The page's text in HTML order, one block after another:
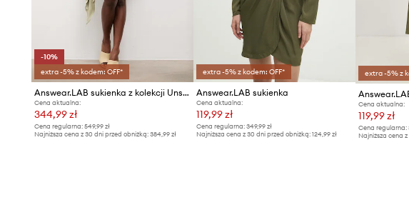
-10%
extra -5% z kodem: OFF*
Answear.LAB sukienka z kolekcji Unscripted
Cena aktualna:
344,99 zł
Cena regularna: 549,99 zł
Najniższa cena z 30 dni przed obniżką: 384,99 zł
extra -5% z kodem: OFF*
Answear.LAB sukienka
Cena aktualna:
119,99 zł
Cena regularna:349,99 zł
Najniższa cena z 30 dni przed obniżką:124,99 zł
extra -5% z
Cena aktualna:
119,99 zł
Cena regularna:
Najniższa cena